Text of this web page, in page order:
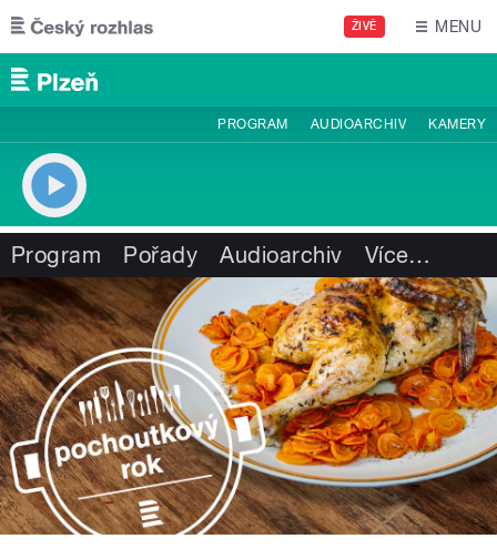
Přejít k hlavnímu obsahu
ŽIVĚ MENU
PROGRAM AUDIOARCHIV KAMERY
Program Pořady Audioarchiv Více…